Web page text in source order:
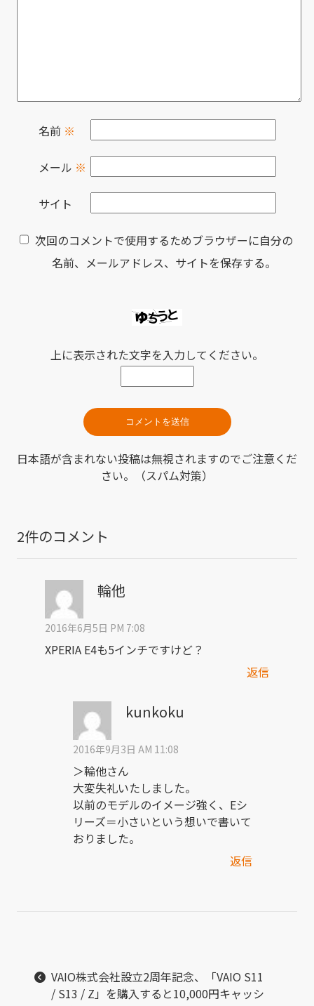
名前 ※
メール ※
サイト
次回のコメントで使用するためブラウザーに自分の
名前、メールアドレス、サイトを保存する。
上に表示された文字を入力してください。
日本語が含まれない投稿は無視されますのでご注意くだ
さい。（スパム対策）
2件のコメント
輪他
2016年6月5日 PM 7:08
XPERIA E4も5インチですけど？
返信
kunkoku
2016年9月3日 AM 11:08
＞輪他さん
大変失礼いたしました。
以前のモデルのイメージ強く、Eシ
リーズ＝小さいという想いで書いて
おりました。
返信
VAIO株式会社設立2周年記念、「VAIO S11
/ S13 / Z」を購入すると10,000円キャッシ